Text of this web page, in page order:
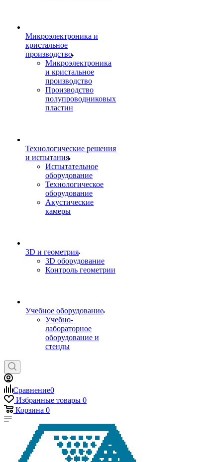
Микроэлектроника и
кристальное
производство
Микроэлектроника
и кристальное
производство
Производство
полупроводниковых
пластин
Технологические решения
и испытания
Испытательное
оборудование
Технологическое
оборудование
Акустические
камеры
3D и геометрия
3D оборудование
Контроль геометрии
Учебное оборудование
Учебно-
лабораторное
оборудование и
стенды
Сравнение0
Избранные товары 0
Корзина 0